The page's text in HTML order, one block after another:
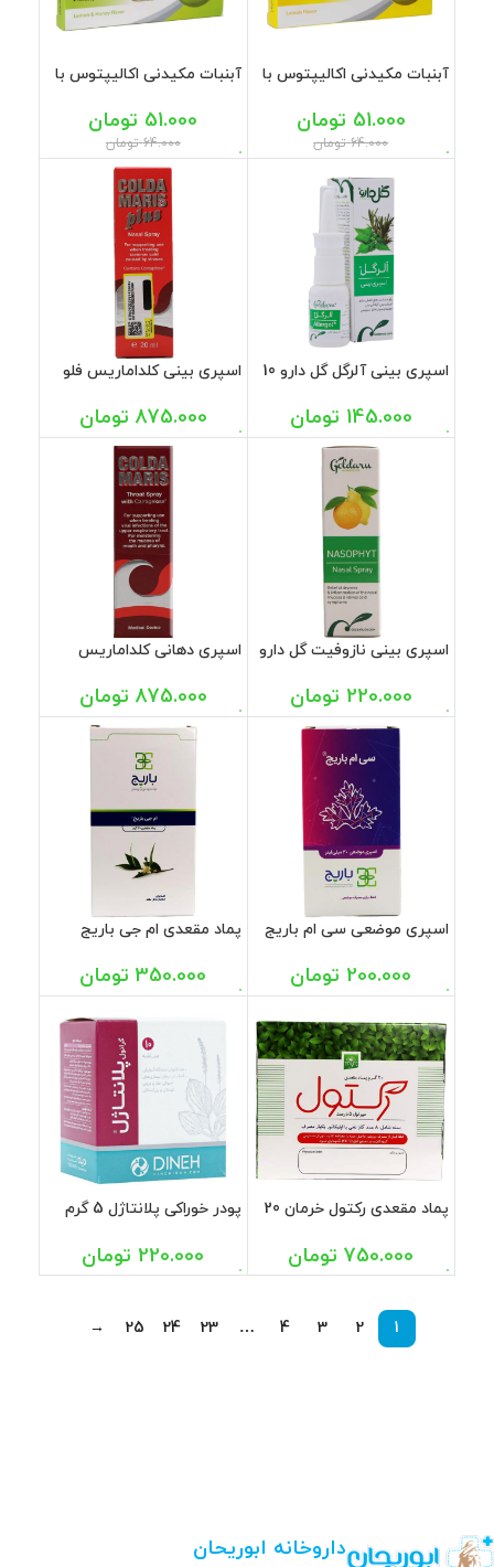
آبنبات مکیدنی اکالیپتوس با
64.000 تومان
51.000 تومان
آبنبات مکیدنی اکالیپتوس با
64.000 تومان
51.000 تومان
اسپری بینی آلرگل گل دارو 10
145.000 تومان
اسپری بینی کلداماریس فلو
875.000 تومان
اسپری بینی نازوفیت گل دارو
220.000 تومان
اسپری دهانی کلداماریس
875.000 تومان
اسپری موضعی سی ام باریج
200.000 تومان
پماد مقعدی ام جی باریج
350.000 تومان
پماد مقعدی رکتول خرمان 20
750.000 تومان
پودر خوراکی پلانتاژل 5 گرم
220.000 تومان
1
2
3
4
…
23
24
25
→
داروخانه ابوریحان